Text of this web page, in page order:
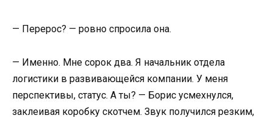
— Перерос? — ровно спросила она.
— Именно. Мне сорок два. Я начальник отдела
логистики в развивающейся компании. У меня
перспективы, статус. А ты? — Борис усмехнулся,
заклеивая коробку скотчем. Звук получился резким,